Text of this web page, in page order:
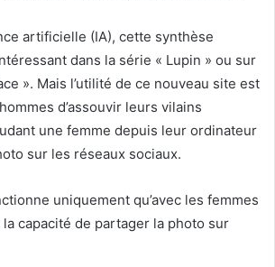
artificielle (IA), cette synthèse
dans la série « Lupin » ou sur
». Mais l’utilité de ce nouveau site est
d’assouvir leurs vilains
une femme depuis leur ordinateur
sur les réseaux sociaux.
uniquement qu’avec les femmes
capacité de partager la photo sur